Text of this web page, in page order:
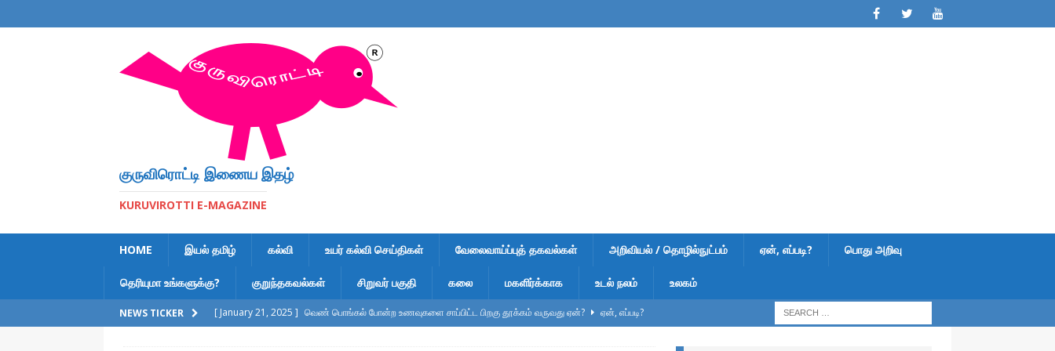
குருவிரொட்டி இணைய இதழ்
KURUVIROTTI E-MAGAZINE
HOME இயல் தமிழ் கல்வி உயர் கல்வி செய்திகள் வேலைவாய்ப்புத் தகவல்கள் அறிவியல் / தொழில்நுட்பம் ஏன், எப்படி? பொது அறிவு
தெரியுமா உங்களுக்கு? குறுந்தகவல்கள் சிறுவர் பகுதி கலை மகளிர்க்காக உடல் நலம் உலகம்
NEWS TICKER [ January 21, 2025 ] வெண் பொங்கல் போன்ற உணவுகளை சாப்பிட்ட பிறகு தூக்கம் வருவது ஏன்?
ஏன், எப்படி?